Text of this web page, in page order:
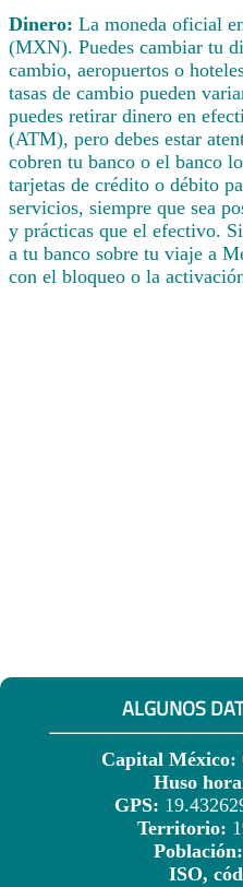
Dinero: La moneda oficial
(MXN). Puedes cambiar tu
cambio, aeropuertos o
tasas de cambio pueden
puedes retirar dinero en
(ATM), pero debes estar
cobren tu banco o el banco
tarjetas de crédito o débito
servicios, siempre que sea
y prácticas que el efectivo.
a tu banco sobre tu viaje a
con el bloqueo o la
ALGUNOS
Capital México:
Huso
GPS:
Territorio:
Población:
ISO,